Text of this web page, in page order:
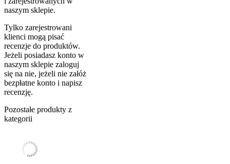
naszym sklepie.
Tylko zarejestrowani
klienci mogą pisać
recenzje do produktów.
Jeżeli posiadasz konto w
naszym sklepie zaloguj
się na nie, jeżeli nie załóż
bezpłatne konto i napisz
recenzję.
Pozostałe produkty z
kategorii